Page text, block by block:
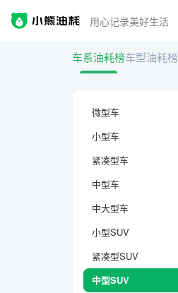
用心记录美好生活
车系油耗榜车型油耗榜
微型车
小型车
紧凑型车
中型车
中大型车
小型SUV
紧凑型SUV
中型SUV